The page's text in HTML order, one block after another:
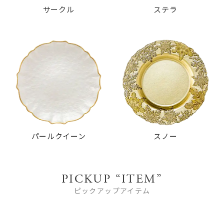
サークル ステラ
パールクイーン スノー
PICKUP “ITEM”
ピックアップアイテム